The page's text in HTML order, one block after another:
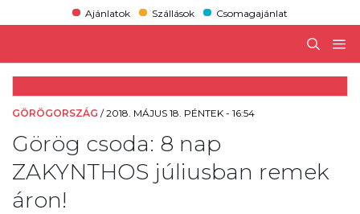
Ajánlatok Szállások Csomagajánlat
GÖRÖGORSZÁG /2018. MÁJUS 18. PÉNTEK - 16:54
Görög csoda: 8 nap
ZAKYNTHOS júliusban remek
áron!